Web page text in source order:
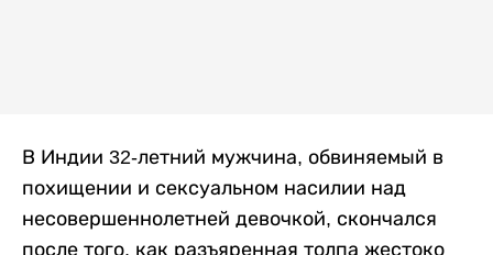
В Индии 32-летний мужчина, обвиняемый в
похищении и сексуальном насилии над
несовершеннолетней девочкой, скончался
после того, как разъяренная толпа жестоко